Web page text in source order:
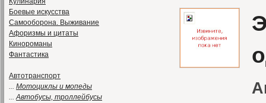
Боевые искусства
Самооборона. Выживание
Афоризмы и цитаты
Кинороманы
Фантастика
Автотранспорт
... Мотоциклы и мопеды
...Автобусы, троллейбусы